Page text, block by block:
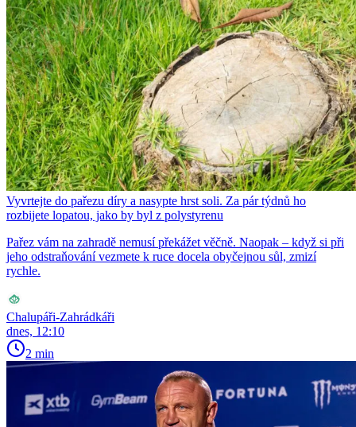
Vyvrtejte do pařezu díry a nasypte hrst soli. Za pár týdnů ho
rozbijete lopatou, jako by byl z polystyrenu
Pařez vám na zahradě nemusí překážet věčně. Naopak – když si při
jeho odstraňování vezmete k ruce docela obyčejnou sůl, zmizí
rychle.
Chalupáři-Zahrádkáři
dnes, 12:10
2 min